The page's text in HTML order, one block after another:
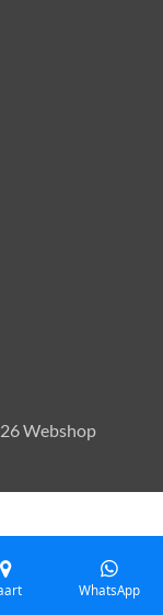
WhatsApp